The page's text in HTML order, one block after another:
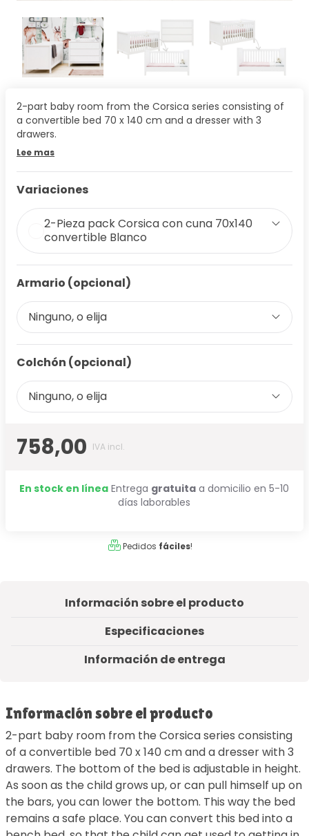
2-part baby room from the Corsica series consisting of
a convertible bed 70 x 140 cm and a dresser with 3
drawers.
Lee mas
Variaciones
2-Pieza pack Corsica con cuna 70x140
convertible Blanco
Armario (opcional)
Ninguno, o elija
Colchón (opcional)
Ninguno, o elija
758,00 IVA incl.
En stock en línea Entrega gratuita a domicilio en 5-10
días laborables
Pedidos fáciles!
Información sobre el producto
Especificaciones
Información de entrega
Información sobre el producto
2-part baby room from the Corsica series consisting
of a convertible bed 70 x 140 cm and a dresser with 3
drawers. The bottom of the bed is adjustable in height.
As soon as the child grows up, or can pull himself up on
the bars, you can lower the bottom. This way the bed
remains a safe place. You can convert this bed into a